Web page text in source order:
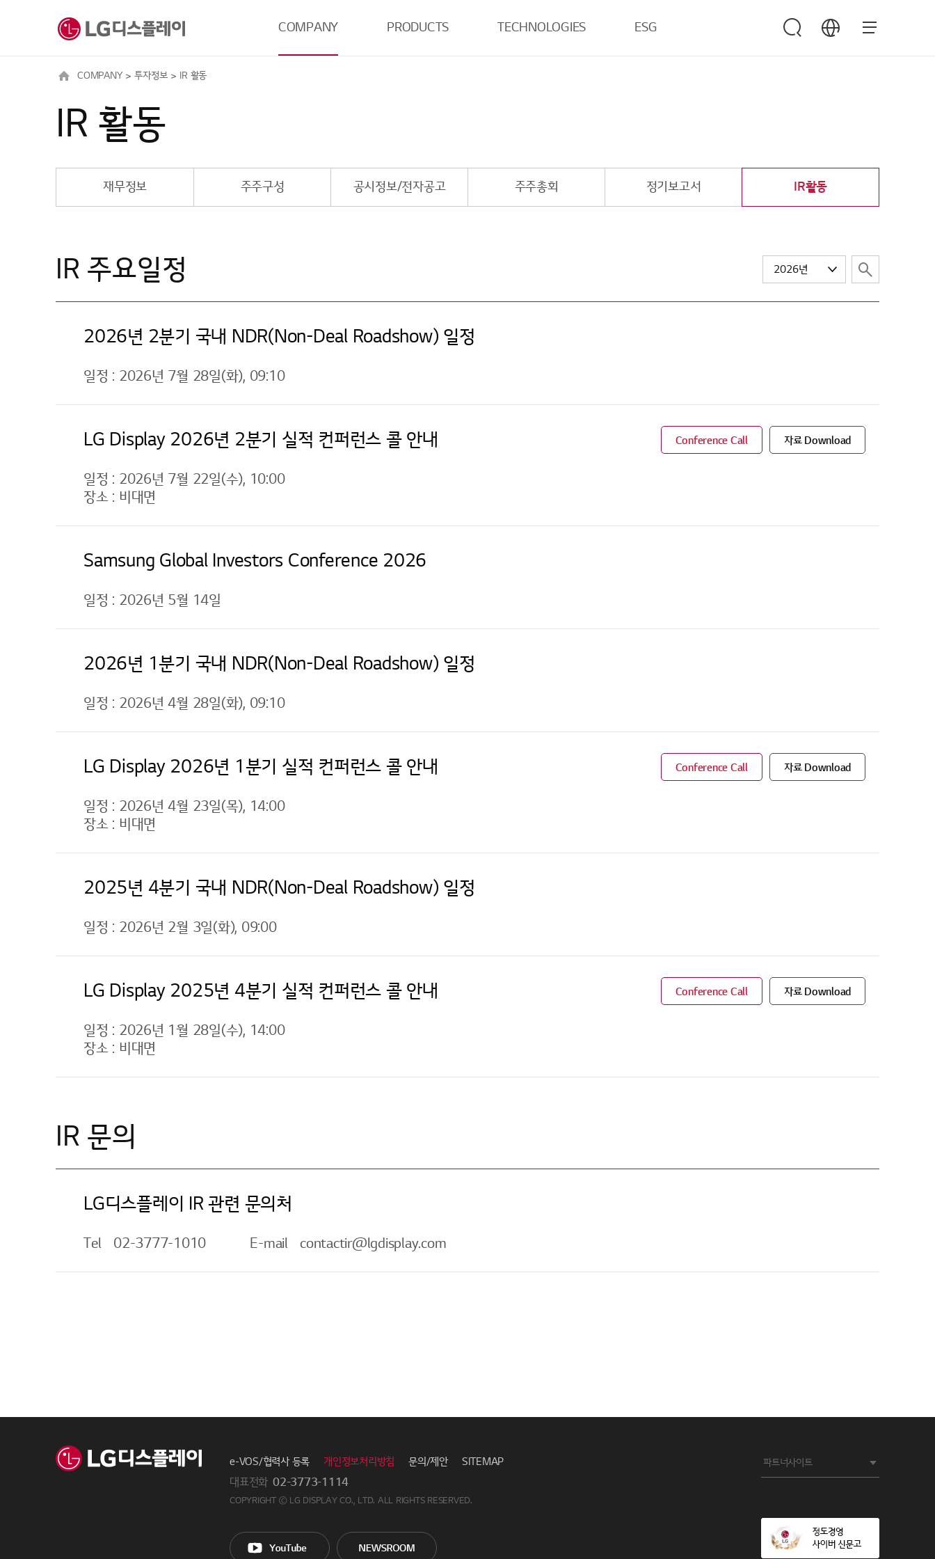
COMPANY PRODUCTS
Automotive
TECHNOLOGIES ESG
COMPANY 투자정보 IR 활동
IR 활동
재무정보 주주구성 공시정보/전자공고 주주총회 정기보고서 IR활동
IR 주요일정
2026년 2분기 국내 NDR(Non-Deal Roadshow) 일정
일정 : 2026년 7월 28일(화), 09:10
LG Display 2026년 2분기 실적 컨퍼런스 콜 안내
일정 : 2026년 7월 22일(수), 10:00
장소 : 비대면
Conference Call 자료 Download
Samsung Global Investors Conference 2026
일정 : 2026년 5월 14일
2026년 1분기 국내 NDR(Non-Deal Roadshow) 일정
일정 : 2026년 4월 28일(화), 09:10
LG Display 2026년 1분기 실적 컨퍼런스 콜 안내
일정 : 2026년 4월 23일(목), 14:00
장소 : 비대면
Conference Call 자료 Download
2025년 4분기 국내 NDR(Non-Deal Roadshow) 일정
일정 : 2026년 2월 3일(화), 09:00
LG Display 2025년 4분기 실적 컨퍼런스 콜 안내
일정 : 2026년 1월 28일(수), 14:00
장소 : 비대면
Conference Call 자료 Download
IR 문의
LG디스플레이 IR 관련 문의처
Tel 02-3777-1010 E-mail contactir@lgdisplay.com
e-VOS/협력사 등록 개인정보처리방침 문의/제안 SITEMAP 파트너사이트
대표전화 02-3773-1114
COPYRIGHT ⓒ LG DISPLAY CO., LTD. ALL RIGHTS RESERVED.